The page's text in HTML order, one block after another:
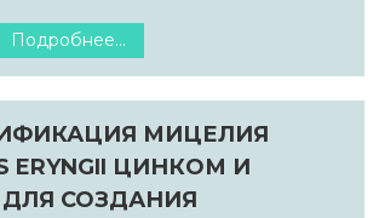
Подробнее...
МИЦЕЛИЯ
ERYNGII ЦИНКОМ И
СОЗДАНИЯ